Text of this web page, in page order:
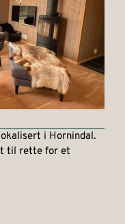
i Hornindal.
til rette for et